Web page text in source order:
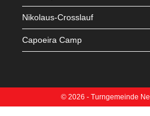
Nikolaus-Crosslauf
Capoeira Camp
© 2026 - Turngemeinde